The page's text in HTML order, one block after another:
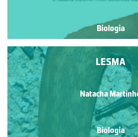
Biologia
LESMA
Natacha
Biologia